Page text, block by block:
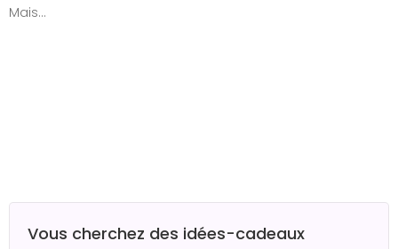
Mais…
Vous cherchez des idées-cadeaux